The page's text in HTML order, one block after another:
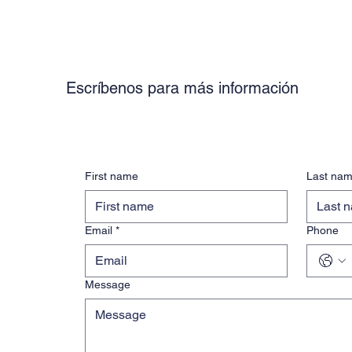
Escríbenos para más información
First name Last
Email * Phone
Message